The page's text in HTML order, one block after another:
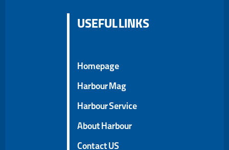
USEFUL LINKS
Homepage
Harbour Mag
Harbour Service
About Harbour
Contact US